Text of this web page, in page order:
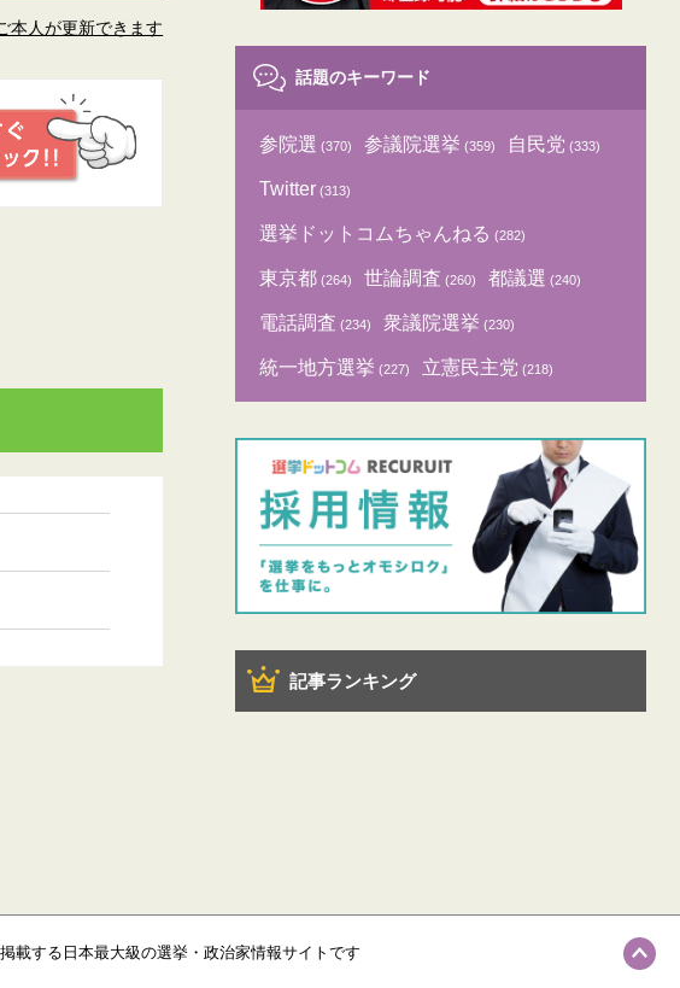
本人が更新できます
話題のキーワード
参院選 (370) 参議院選挙 (359) 自民党 (333)
Twitter (313)
選挙ドットコムちゃんねる (282)
東京都 (264) 世論調査 (260) 都議選 (240)
電話調査 (234) 衆議院選挙 (230)
統一地方選挙 (227) 立憲民主党 (218)
記事ランキング
載する日本最大級の選挙・政治家情報サイトです